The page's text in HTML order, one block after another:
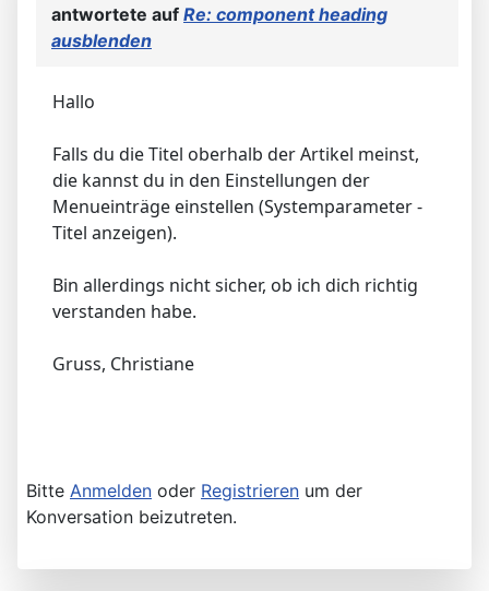
antwortete auf Re: component heading
ausblenden
Hallo
Falls du die Titel oberhalb der Artikel meinst,
die kannst du in den Einstellungen der
Menueinträge einstellen (Systemparameter -
Titel anzeigen).
Bin allerdings nicht sicher, ob ich dich richtig
verstanden habe.
Gruss, Christiane
Bitte Anmelden oder Registrieren um der
Konversation beizutreten.